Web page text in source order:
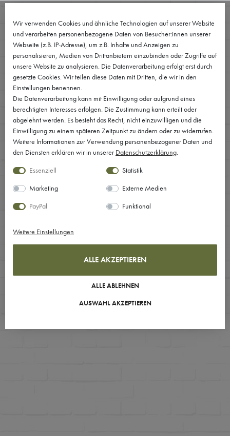
Wir verwenden Cookies und ähnliche Technologien auf unserer Website
und verarbeiten personenbezogene Daten von Besucher:innen unserer
Webseite (z.B. IP-Adresse), um z.B. Inhalte und Anzeigen zu
personalisieren, Medien von Drittanbietern einzubinden oder Zugriffe auf
unsere Website zu analysieren. Die Datenverarbeitung erfolgt erst durch
gesetzte Cookies. Wir teilen diese Daten mit Dritten, die wir in den
Einstellungen benennen.
Die Datenverarbeitung kann mit Einwilligung oder aufgrund eines
berechtigten Interesses erfolgen. Die Zustimmung kann erteilt oder
abgelehnt werden. Es besteht das Recht, nicht einzuwilligen und die
Einwilligung zu einem späteren Zeitpunkt zu ändern oder zu widerrufen.
Weitere Informationen zur Verwendung personenbezogener Daten und
den Diensten erklären wir in unserer Daten­schutz­erklärung.
Essenziell
Statistik
Marketing
Externe Medien
PayPal
Funktional
Weitere Einstellungen
ALLE AKZEPTIEREN
ALLE ABLEHNEN
AUSWAHL AKZEPTIEREN